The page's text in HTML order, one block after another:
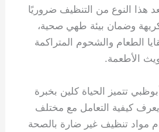
هذا النوع من التنظيف ضروريًا
وضمان بيئة طهي صحية،
الطعام والشحوم المتراكمة
الأطعمة.
تتميز الحياة كلين بخبرة
كيفية التعامل مع مختلف
مواد تنظيف غير ضارة بالصحة